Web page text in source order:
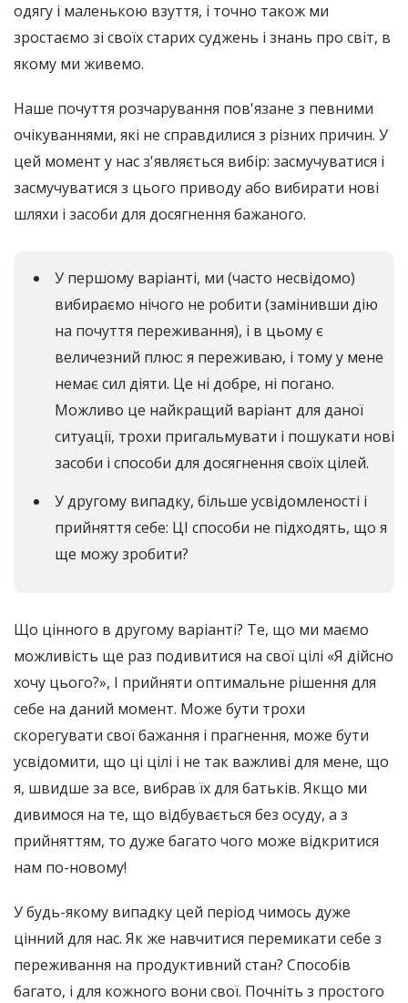
одягу і маленькою взуття, і точно також ми
зростаємо зі своїх старих суджень і знань про світ, в
якому ми живемо.
Наше почуття розчарування пов'язане з певними
очікуваннями, які не справдилися з різних причин. У
цей момент у нас з'являється вибір: засмучуватися і
засмучуватися з цього приводу або вибирати нові
шляхи і засоби для досягнення бажаного.
У першому варіанті, ми (часто несвідомо)
вибираємо нічого не робити (замінивши дію
на почуття переживання), і в цьому є
величезний плюс: я переживаю, і тому у мене
немає сил діяти. Це ні добре, ні погано.
Можливо це найкращий варіант для даної
ситуації, трохи пригальмувати і пошукати нові
засоби і способи для досягнення своїх цілей.
У другому випадку, більше усвідомленості і
прийняття себе: ЦІ способи не підходять, що я
ще можу зробити?
Що цінного в другому варіанті? Те, що ми маємо
можливість ще раз подивитися на свої цілі «Я дійсно
хочу цього?», І прийняти оптимальне рішення для
себе на даний момент. Може бути трохи
скорегувати свої бажання і прагнення, може бути
усвідомити, що ці цілі і не так важливі для мене, що
я, швидше за все, вибрав їх для батьків. Якщо ми
дивимося на те, що відбувається без осуду, а з
прийняттям, то дуже багато чого може відкритися
нам по-новому!
У будь-якому випадку цей період чимось дуже
цінний для нас. Як же навчитися перемикати себе з
переживання на продуктивний стан? Способів
багато, і для кожного вони свої. Почніть з простого